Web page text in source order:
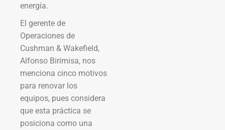
energía.
El gerente de
Operaciones de
Cushman & Wakefield,
Alfonso Birimisa, nos
menciona cinco motivos
para renovar los
equipos, pues considera
que esta práctica se
posiciona como una